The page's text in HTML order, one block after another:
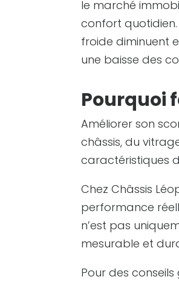
le marché
confort
froide diminuent
une baisse des
Pourquoi
Améliorer son
châssis, du
caractéristiques
Chez Châssis
performance
n’est pas
mesurable et
Pour des